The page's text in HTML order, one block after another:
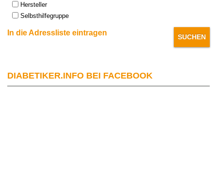
Hersteller
Selbsthilfegruppe
In die Adressliste eintragen
DIABETIKER.INFO BEI FACEBOOK